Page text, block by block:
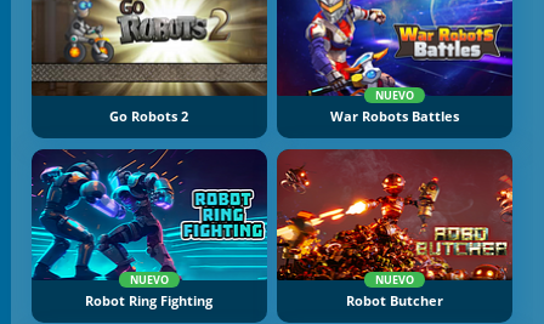
Go Robots 2
NUEVO
War Robots Battles
NUEVO
Robot Ring Fighting
NUEVO
Robot Butcher